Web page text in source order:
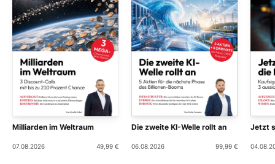
Milliarden im Weltraum
07.08.2026 49,99 €
Die zweite KI-Welle rollt an
06.08.2026 99,99 €
Jetzt